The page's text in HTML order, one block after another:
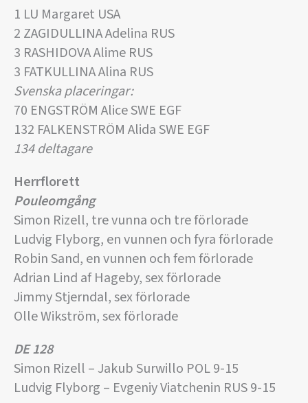
1 LU Margaret USA
2 ZAGIDULLINA Adelina RUS
3 RASHIDOVA Alime RUS
3 FATKULLINA Alina RUS
Svenska placeringar:
70 ENGSTRÖM Alice SWE EGF
132 FALKENSTRÖM Alida SWE EGF
134 deltagare
Herrflorett
Pouleomgång
Simon Rizell, tre vunna och tre förlorade
Ludvig Flyborg, en vunnen och fyra förlorade
Robin Sand, en vunnen och fem förlorade
Adrian Lind af Hageby, sex förlorade
Jimmy Stjerndal, sex förlorade
Olle Wikström, sex förlorade
DE 128
Simon Rizell – Jakub Surwillo POL 9-15
Ludvig Flyborg – Evgeniy Viatchenin RUS 9-15